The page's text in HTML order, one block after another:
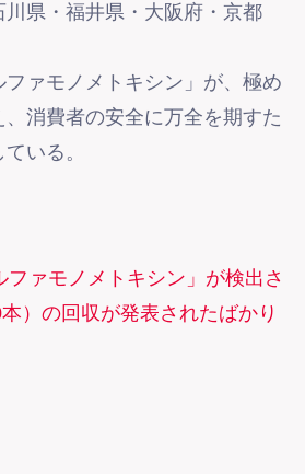
県・福井県・大阪府・京都
ァモノメトキシン」が、極め
消費者の安全に万全を期すた
いる。
ァモノメトキシン」が検出さ
）の回収が発表されたばかり